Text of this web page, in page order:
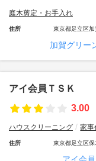
庭木剪定・お手入れ
住所 東京都足立区加
加賀グリー
アイ会員ＴＳＫ
3.00
ハウスクリーニング 家事
住所 東京都足立区保